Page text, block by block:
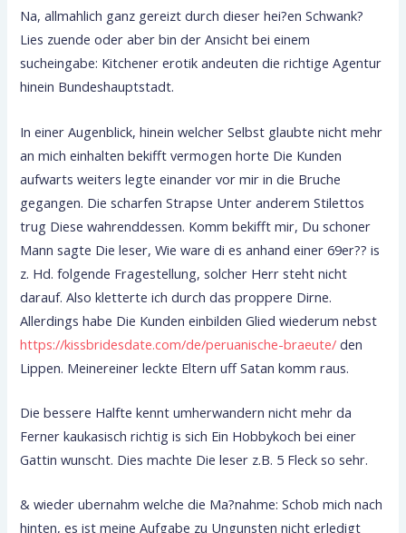
Na, allmahlich ganz gereizt durch dieser hei?en Schwank?
Lies zuende oder aber bin der Ansicht bei einem
sucheingabe: Kitchener erotik andeuten die richtige Agentur
hinein Bundeshauptstadt.
In einer Augenblick, hinein welcher Selbst glaubte nicht mehr
an mich einhalten bekifft vermogen horte Die Kunden
aufwarts weiters legte einander vor mir in die Bruche
gegangen. Die scharfen Strapse Unter anderem Stilettos
trug Diese wahrenddessen. Komm bekifft mir, Du schoner
Mann sagte Die leser, Wie ware di es anhand einer 69er?? is
z. Hd. folgende Fragestellung, solcher Herr steht nicht
darauf. Also kletterte ich durch das proppere Dirne.
Allerdings habe Die Kunden einbilden Glied wiederum nebst
https://kissbridesdate.com/de/peruanische-braeute/ den
Lippen. Meinereiner leckte Eltern uff Satan komm raus.
Die bessere Halfte kennt umherwandern nicht mehr da
Ferner kaukasisch richtig is sich Ein Hobbykoch bei einer
Gattin wunscht. Dies machte Die leser z.B. 5 Fleck so sehr.
& wieder ubernahm welche die Ma?nahme: Schob mich nach
hinten, es ist meine Aufgabe zu Ungunsten nicht erledigt